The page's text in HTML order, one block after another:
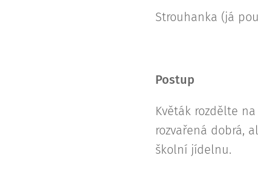
Strouhanka (já
Postup
Květák rozdělte
rozvařená dobrá,
školní jídelnu.